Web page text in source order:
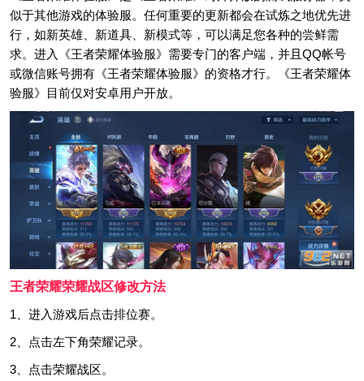
似于其他游戏的体验服。任何重要的更新都会在试炼之地优先进
行，如新英雄、新道具、新模式等，可以满足您各种的尝鲜需
求。进入《王者荣耀体验服》需要专门的客户端，并且QQ帐号
或微信账号拥有《王者荣耀体验服》的资格才行。《王者荣耀体
验服》目前仅对安卓用户开放。
王者荣耀荣耀战区修改方法
1、进入游戏后点击排位赛。
2、点击左下角荣耀记录。
3、点击荣耀战区。